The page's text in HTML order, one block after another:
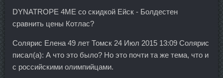
DYNATROPE 4ME со скидкой Ейск - Болдестен
сравнить цены Котлас?
Солярис Елена 49 лет Томск 24 Июл 2015 13:09 Солярис
писал(а): А что это было? Но это почти та же тема, что и
с российскими олимпийцами.